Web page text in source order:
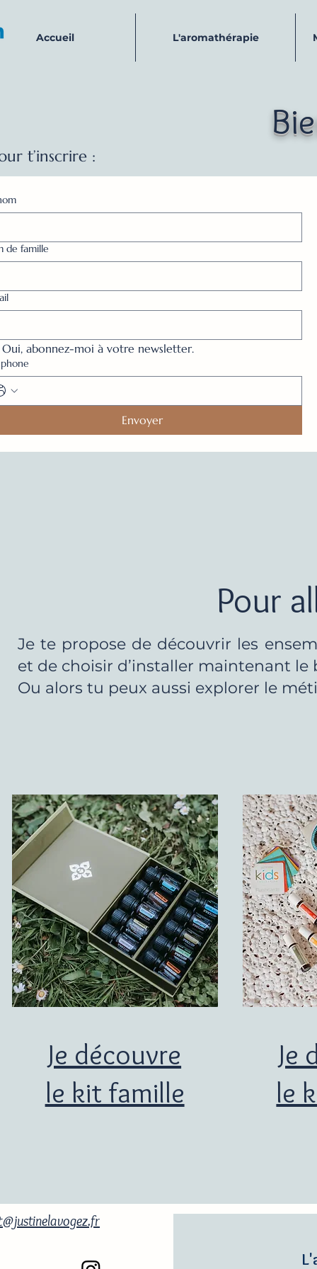
Accueil L'aromathérapie
t’inscrire :
de famille
Oui, abonnez-moi à votre newsletter.
Envoyer
Pour
Je te propose de découvrir les
et de choisir d’installer maintenant
Ou alors tu peux aussi explorer le
Je découvre
le kit famille
Je
le